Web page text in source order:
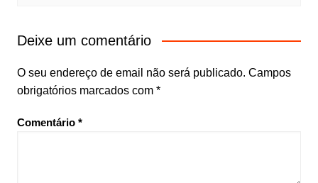
Deixe um comentário
O seu endereço de email não será publicado. Campos
obrigatórios marcados com *
Comentário *